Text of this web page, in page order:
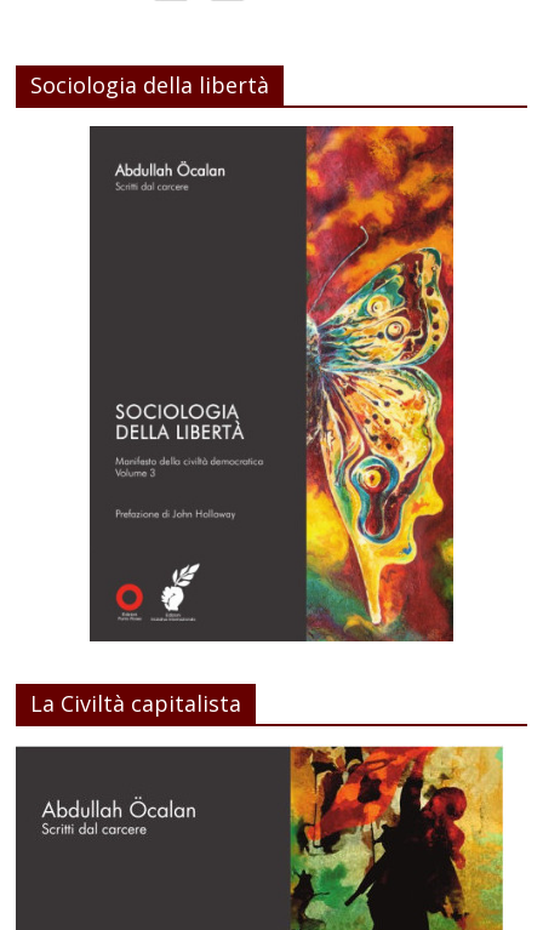
Sociologia della libertà
La Civiltà capitalista